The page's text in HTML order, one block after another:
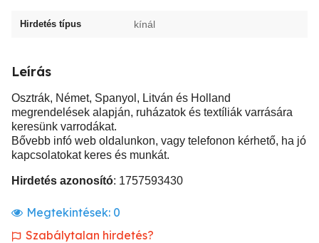
Hirdetés típus kínál
Leírás
Osztrák, Német, Spanyol, Litván és Holland
megrendelések alapján, ruházatok és textíliák varrására
keresünk varrodákat.
Bővebb infó web oldalunkon, vagy telefonon kérhető, ha jó
kapcsolatokat keres és munkát.
Hirdetés azonosító: 1757593430
Megtekintések: 0
Szabálytalan hirdetés?